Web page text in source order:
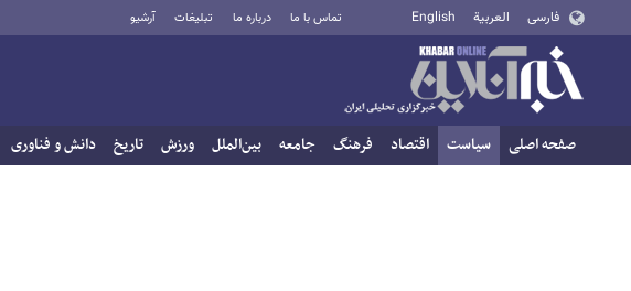
فارسی العربية English تماس با ما درباره ما تبلیغات آرشیو
صفحه اصلی سیاست اقتصاد فرهنگ جامعه بین‌الملل ورزش تاریخ دانش و فناوری